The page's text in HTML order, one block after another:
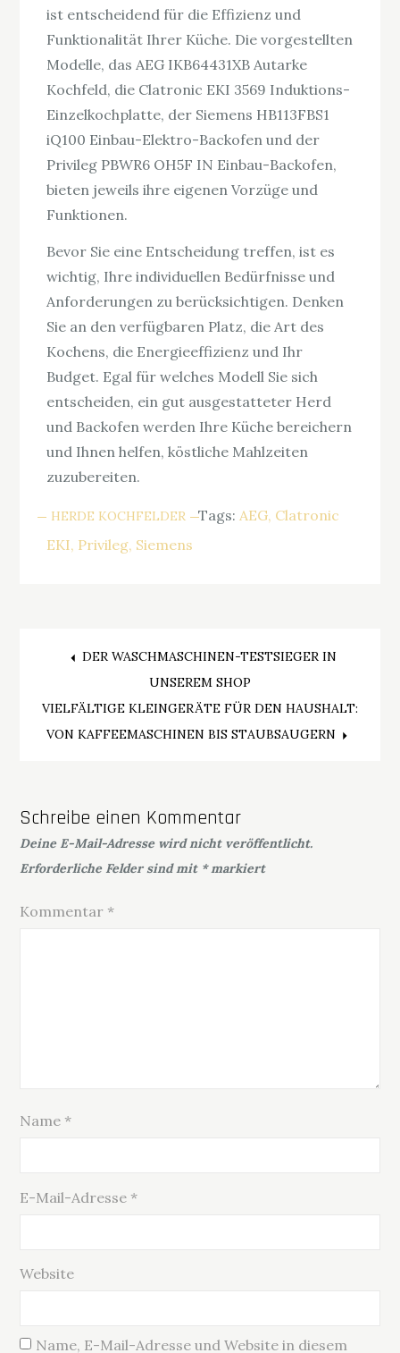
ist entscheidend für die Effizienz und
Funktionalität Ihrer Küche. Die vorgestellten
Modelle, das AEG IKB64431XB Autarke
Kochfeld, die Clatronic EKI 3569 Induktions-
Einzelkochplatte, der Siemens HB113FBS1
iQ100 Einbau-Elektro-Backofen und der
Privileg PBWR6 OH5F IN Einbau-Backofen,
bieten jeweils ihre eigenen Vorzüge und
Funktionen.
Bevor Sie eine Entscheidung treffen, ist es
wichtig, Ihre individuellen Bedürfnisse und
Anforderungen zu berücksichtigen. Denken
Sie an den verfügbaren Platz, die Art des
Kochens, die Energieeffizienz und Ihr
Budget. Egal für welches Modell Sie sich
entscheiden, ein gut ausgestatteter Herd
und Backofen werden Ihre Küche bereichern
und Ihnen helfen, köstliche Mahlzeiten
zuzubereiten.
HERDE KOCHFELDER Tags:AEG Clatronic
EKI Privileg Siemens
Beitragsnavigation
DER WASCHMASCHINEN-TESTSIEGER IN
UNSEREM SHOP
VIELFÄLTIGE KLEINGERÄTE FÜR DEN HAUSHALT:
VON KAFFEEMASCHINEN BIS STAUBSAUGERN
Schreibe einen Kommentar
Deine E-Mail-Adresse wird nicht veröffentlicht.
Erforderliche Felder sind mit *markiert
Kommentar *
Name *
E-Mail-Adresse *
Website
Name, E-Mail-Adresse und Website in diesem